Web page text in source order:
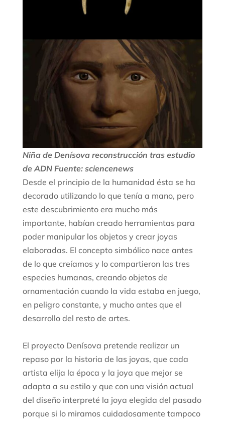
Niña de Denísova reconstrucción tras estudio
de ADN Fuente: sciencenews
Desde el principio de la humanidad ésta se ha
decorado utilizando lo que tenía a mano, pero
este descubrimiento era mucho más
importante, habían creado herramientas para
poder manipular los objetos y crear joyas
elaboradas. El concepto simbólico nace antes
de lo que creíamos y lo compartieron las tres
especies humanas, creando objetos de
ornamentación cuando la vida estaba en juego,
en peligro constante, y mucho antes que el
desarrollo del resto de artes.
El proyecto Denísova pretende realizar un
repaso por la historia de las joyas, que cada
artista elija la época y la joya que mejor se
adapta a su estilo y que con una visión actual
del diseño interpreté la joya elegida del pasado
porque si lo miramos cuidadosamente tampoco